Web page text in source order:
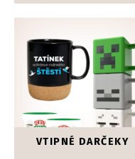
VTIPNÉ DARČEKY